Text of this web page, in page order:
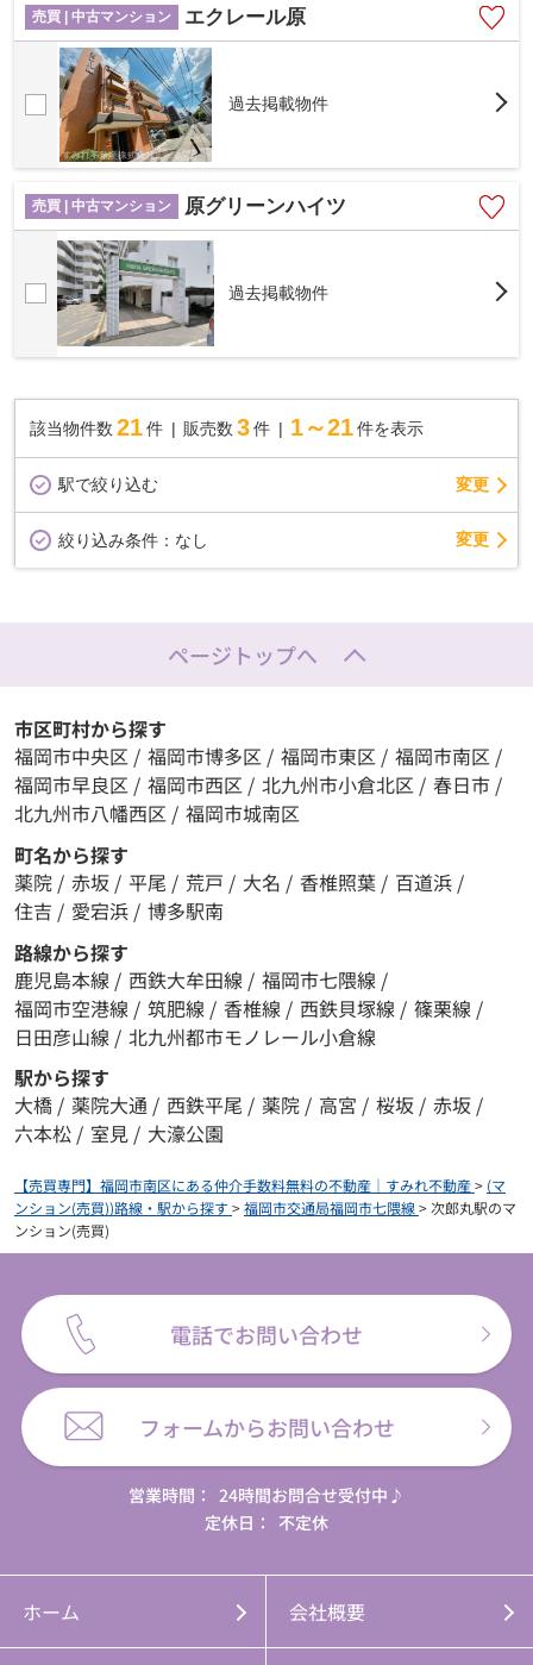
売買 | 中古マンション エクレール原
過去掲載物件
売買 | 中古マンション 原グリーンハイツ
過去掲載物件
該当物件数 21件 販売数 3 件 1～21 件を表示
駅で絞り込む 変更
絞り込み条件： なし 変更
ページトップへ
市区町村から探す
福岡市中央区 / 福岡市博多区 / 福岡市東区 / 福岡市南区 /
福岡市早良区 / 福岡市西区 / 北九州市小倉北区 / 春日市 /
北九州市八幡西区 / 福岡市城南区
町名から探す
薬院 / 赤坂 / 平尾 / 荒戸 / 大名 / 香椎照葉 / 百道浜 /
住吉 / 愛宕浜 / 博多駅南
路線から探す
鹿児島本線 / 西鉄大牟田線 / 福岡市七隈線 /
福岡市空港線 / 筑肥線 / 香椎線 / 西鉄貝塚線 / 篠栗線 /
日田彦山線 / 北九州都市モノレール小倉線
駅から探す
大橋 / 薬院大通 / 西鉄平尾 / 薬院 / 高宮 / 桜坂 / 赤坂 /
六本松 / 室見 / 大濠公園
【売買専門】福岡市南区にある仲介手数料無料の不動産｜すみれ不動産> (マ
ンション(売買))路線・駅から探す>福岡市交通局福岡市七隈線>次郎丸駅のマ
ンション(売買)
電話でお問い合わせ
フォームからお問い合わせ
営業時間：
24時間お問合せ受付中♪
定休日：
不定休
ホーム 会社概要